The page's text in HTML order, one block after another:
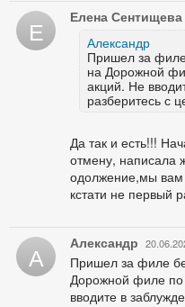
Е Елена Сентищева
Александр
Пришел за филе
на Дорожной
акций. Не
разберитесь с
Да так и есть!!!
отмену, написала
одолжение,мы вам
кстати не первый
А Александр
Пришел за филе
Дорожной филе по
вводите в